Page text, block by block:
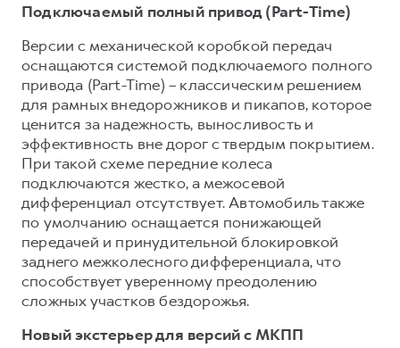
Подключаемый полный привод (Part-Time)
Версии с механической коробкой передач
оснащаются системой подключаемого полного
привода (Part-Time) – классическим решением
для рамных внедорожников и пикапов, которое
ценится за надежность, выносливость и
эффективность вне дорог с твердым покрытием.
При такой схеме передние колеса
подключаются жестко, а межосевой
дифференциал отсутствует. Автомобиль также
по умолчанию оснащается понижающей
передачей и принудительной блокировкой
заднего межколесного дифференциала, что
способствует уверенному преодолению
сложных участков бездорожья.
Новый экстерьер для версий с МКПП